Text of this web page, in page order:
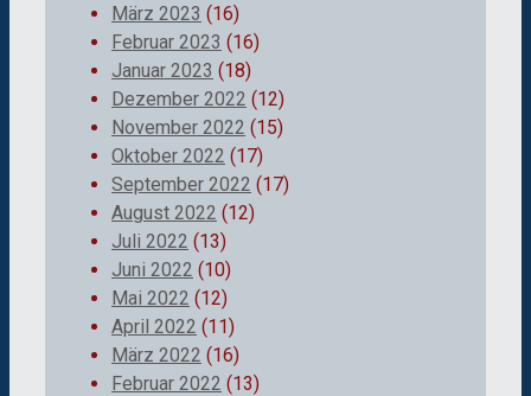
März 2023 (16)
Februar 2023 (16)
Januar 2023 (18)
Dezember 2022 (12)
November 2022 (15)
Oktober 2022 (17)
September 2022 (17)
August 2022 (12)
Juli 2022 (13)
Juni 2022 (10)
Mai 2022 (12)
April 2022 (11)
März 2022 (16)
Februar 2022 (13)